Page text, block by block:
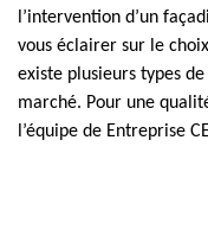
l’intervention d’un
vous éclairer sur le
existe plusieurs types
marché. Pour une
l’équipe de Entreprise